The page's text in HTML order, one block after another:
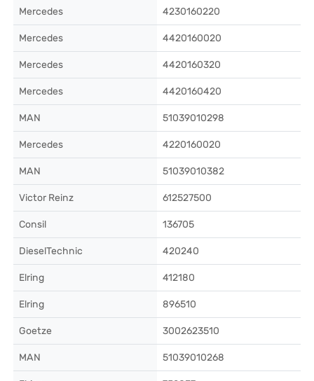
Mercedes 4230160220
Mercedes 4420160020
Mercedes 4420160320
Mercedes 4420160420
MAN 51039010298
Mercedes 4220160020
MAN 51039010382
Victor Reinz 612527500
Consil 136705
DieselTechnic 420240
Elring 412180
Elring 896510
Goetze 3002623510
MAN 51039010268